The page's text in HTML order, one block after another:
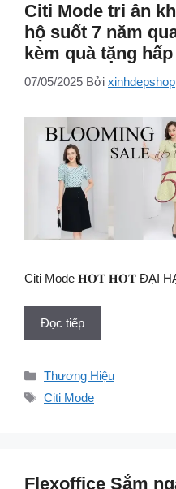
Citi Mode tri ân
hộ suốt 7 năm
kèm quà tặng
07/05/2025 Bởi xinhdepshop
Citi Mode 𝐇𝐎𝐓 𝐇𝐎𝐓 ĐẠI
Đọc tiếp
Danh
mục
Thương Hiệu
Thẻ
Citi Mode
Flexoffice Sắm